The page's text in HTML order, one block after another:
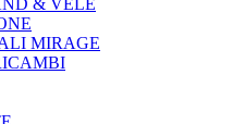
& VELE
MIRAGE